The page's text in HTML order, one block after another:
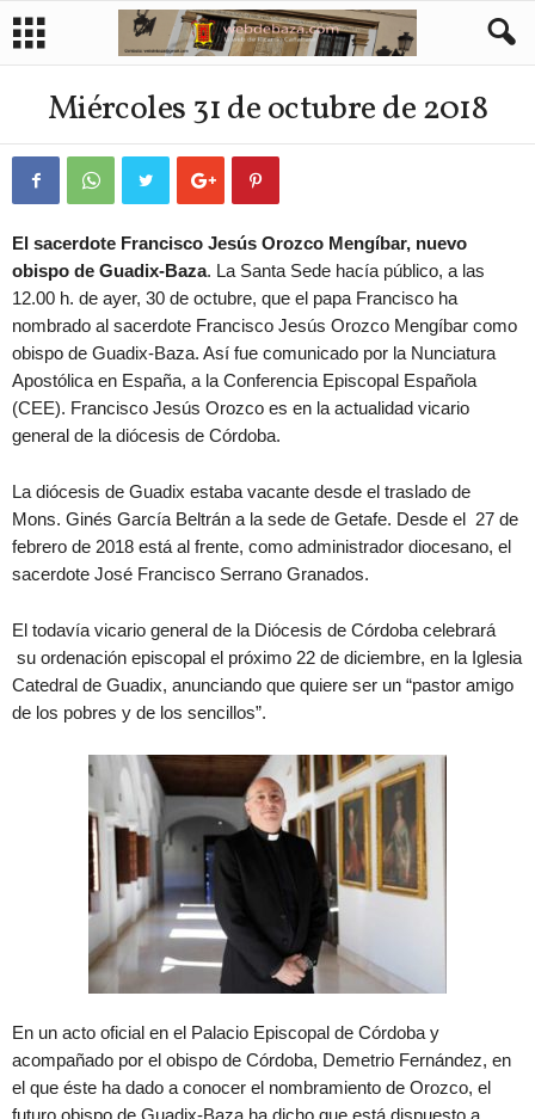
Miércoles 31 de octubre de 2018
El sacerdote Francisco Jesús Orozco Mengíbar, nuevo
obispo de Guadix-Baza. La Santa Sede hacía público, a las
12.00 h. de ayer, 30 de octubre, que el papa Francisco ha
nombrado al sacerdote Francisco Jesús Orozco Mengíbar como
obispo de Guadix-Baza. Así fue comunicado por la Nunciatura
Apostólica en España, a la Conferencia Episcopal Española
(CEE). Francisco Jesús Orozco es en la actualidad vicario
general de la diócesis de Córdoba.
La diócesis de Guadix estaba vacante desde el traslado de
Mons. Ginés García Beltrán a la sede de Getafe. Desde el 27 de
febrero de 2018 está al frente, como administrador diocesano, el
sacerdote José Francisco Serrano Granados.
El todavía vicario general de la Diócesis de Córdoba celebrará
su ordenación episcopal el próximo 22 de diciembre, en la Iglesia
Catedral de Guadix, anunciando que quiere ser un “pastor amigo
de los pobres y de los sencillos”.
En un acto oficial en el Palacio Episcopal de Córdoba y
acompañado por el obispo de Córdoba, Demetrio Fernández, en
el que éste ha dado a conocer el nombramiento de Orozco, el
futuro obispo de Guadix-Baza ha dicho que está dispuesto a